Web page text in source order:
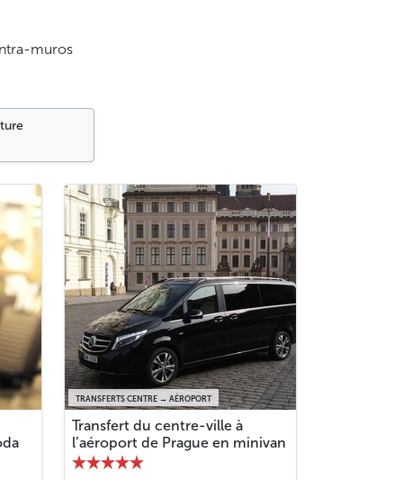
muros
TRANSFERTS CENTRE → AÉROPORT
Transfert du centre-ville à
l’aéroport de Prague en minivan